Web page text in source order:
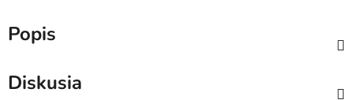
Popis
Diskusia